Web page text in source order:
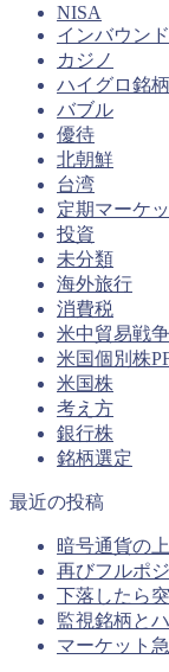
NISA
インバウンド
カジノ
ハイグロ銘
バブル
優待
北朝鮮
台湾
定期マーケ
投資
未分類
海外旅行
消費税
米中貿易戦争
米国個別株
米国株
考え方
銀行株
銘柄選定
最近の投稿
暗号通貨の
再びフルポ
下落したら
監視銘柄と
マーケット